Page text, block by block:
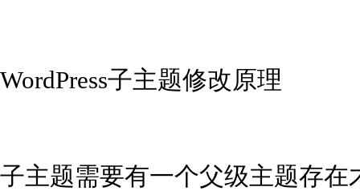
WordPress子主题修改原理
子主题需要有一个父级主题存在